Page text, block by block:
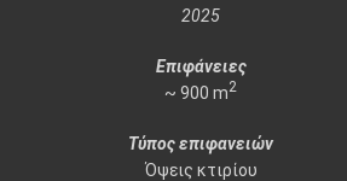
2025
Επιφάνειες
~ 900 m2
Τύπος επιφανειών
Όψεις κτιρίου